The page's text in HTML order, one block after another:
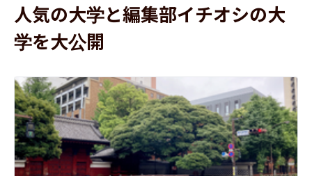
人気の大学と編集部イチオシの大
学を大公開